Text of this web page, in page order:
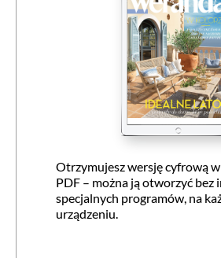
Otrzymujesz wersję cyfrową
PDF – można ją otworzyć bez
specjalnych programów, na
urządzeniu.